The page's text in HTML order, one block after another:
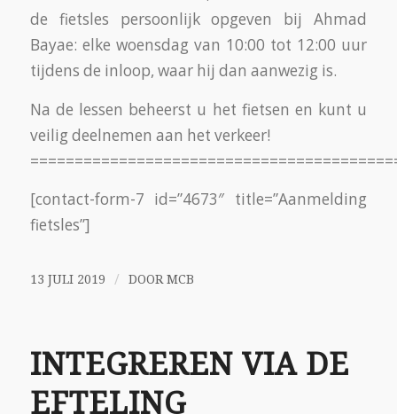
‘Ga daar maar staan, onder de boom. Wat
dichter bij elkaar… ja… beetje meer nog… oké,
gaat-ie!”
En daar staan we, ‘nieuwe’ en ‘oude’
Bredanaars, onder de boom – én dan staan we
nu ook: op de foto! Deze eerste groepsfoto
wordt gemaakt bij vertrek vanaf het MCB; bij
aankomst in de Efteling gaan we ook op de
groep bijeen. Binnen de poort van de Efteling
zon is trouwens ook meegereisd en houdt ons
de hele dag gezelschap, ter verhoging van de
feestvreugde.